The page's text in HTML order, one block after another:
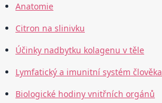
Anatomie
Citron na slinivku
Účinky nadbytku kolagenu v těle
Lymfatický a imunitní systém člověka
Biologické hodiny vnitřních orgánů